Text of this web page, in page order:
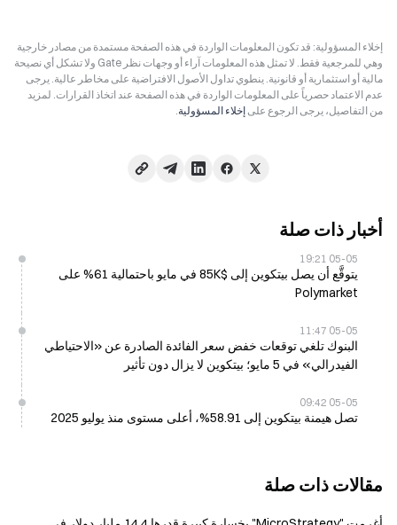
إخلاء المسؤولية: قد تكون المعلومات الواردة في هذه الصفحة مستمدة من مصادر خارجية
وهي للمرجعية فقط. لا تمثل هذه المعلومات آراء أو وجهات نظر Gate ولا تشكل أي نصيحة
مالية أو استثمارية أو قانونية. ينطوي تداول الأصول الافتراضية على مخاطر عالية. يرجى
عدم الاعتماد حصرياً على المعلومات الواردة في هذه الصفحة عند اتخاذ القرارات. لمزيد
من التفاصيل، يرجى الرجوع على إخلاء المسؤولية
أخبار ذات صلة
05-05 19:21
يتوقَّع أن يصل بيتكوين إلى $85K في مايو باحتمالية 61% على
Polymarket
05-05 11:47
البنوك تلغي توقعات خفض سعر الفائدة الصادرة عن «الاحتياطي
الفيدرالي» في 5 مايو؛ بيتكوين لا يزال دون تأثير
05-05 09:42
تصل هيمنة بيتكوين إلى 58.91%، أعلى مستوى منذ يوليو 2025
مقالات ذات صلة